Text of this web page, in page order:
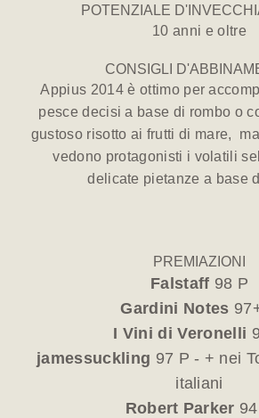
POTENZIALE
10 anni e oltre
CONSIGLI
Appius 2014 è ottimo per
pesce decisi a base di rombo o
gustoso risotto ai frutti di mare,
vedono protagonisti i volatili
delicate pietanze a base
PREMIAZIONI
Falstaff 98 P
Gardini Notes
I Vini di Veronelli
jamessuckling 97 P - + nei
italiani
Robert Parker